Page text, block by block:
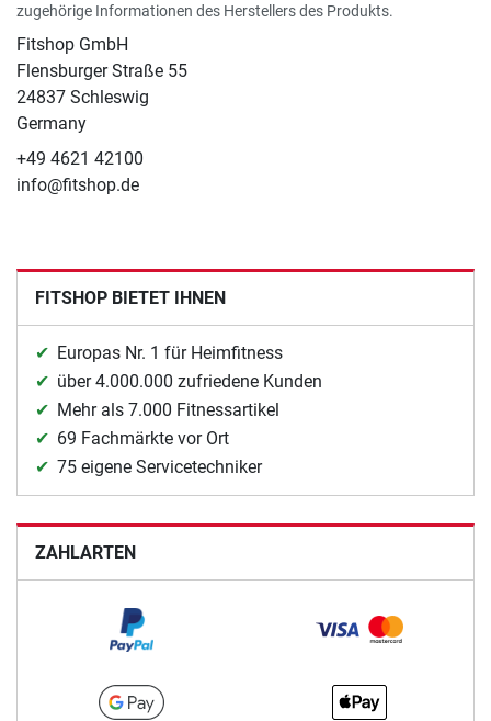
zugehörige Informationen des Herstellers des Produkts.
Fitshop GmbH
Flensburger Straße 55
24837 Schleswig
Germany
+49 4621 42100
info@fitshop.de
FITSHOP BIETET IHNEN
Europas Nr. 1 für Heimfitness
über 4.000.000 zufriedene Kunden
Mehr als 7.000 Fitnessartikel
69 Fachmärkte vor Ort
75 eigene Servicetechniker
ZAHLARTEN